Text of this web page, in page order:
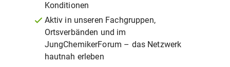
Konditionen
Aktiv in unseren Fachgruppen,
Ortsverbänden und im
JungChemikerForum – das Netzwerk
hautnah erleben